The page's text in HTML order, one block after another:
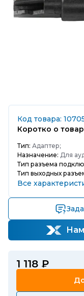
Код товара:
Коротко о
Тип: Адаптер;
Назначение: Для
Тип разъема
Тип выходных
Все
1 118 ₽